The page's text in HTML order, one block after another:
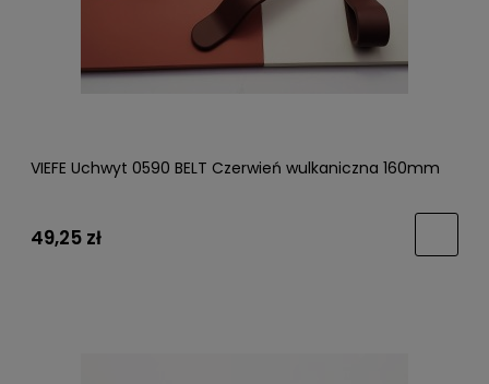
VIEFE Uchwyt 0590 BELT Czerwień wulkaniczna 160mm
49,25 zł